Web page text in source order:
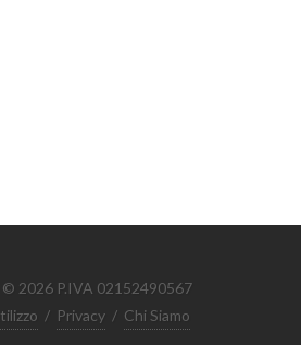
2026 P.IVA 02152490567
/ Privacy / Chi Siamo